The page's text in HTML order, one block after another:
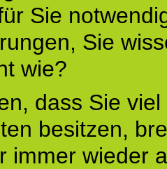
Sie
Sie
wie?
dass Sie
besitzen,
immer wieder